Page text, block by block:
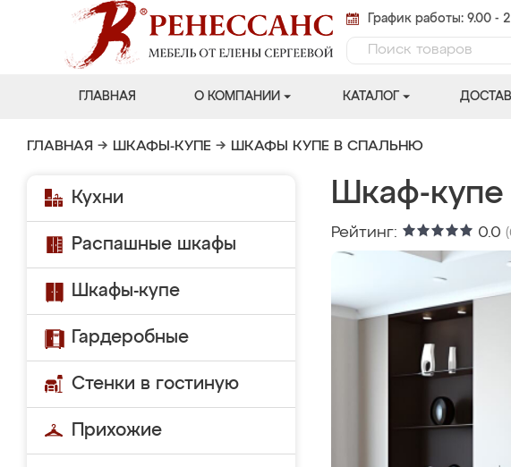
График работы: 9.00 -
ГЛАВНАЯ О КОМПАНИИ КАТАЛОГ
ГЛАВНАЯ → ШКАФЫ-КУПЕ → ШКАФЫ КУПЕ В СПАЛЬНЮ
Кухни
Распашные шкафы
Шкафы-купе
Гардеробные
Стенки в гостиную
Прихожие
Шкаф-
Рейтинг: 0.0 (